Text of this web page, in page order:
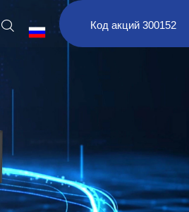
 
Код акций 300152